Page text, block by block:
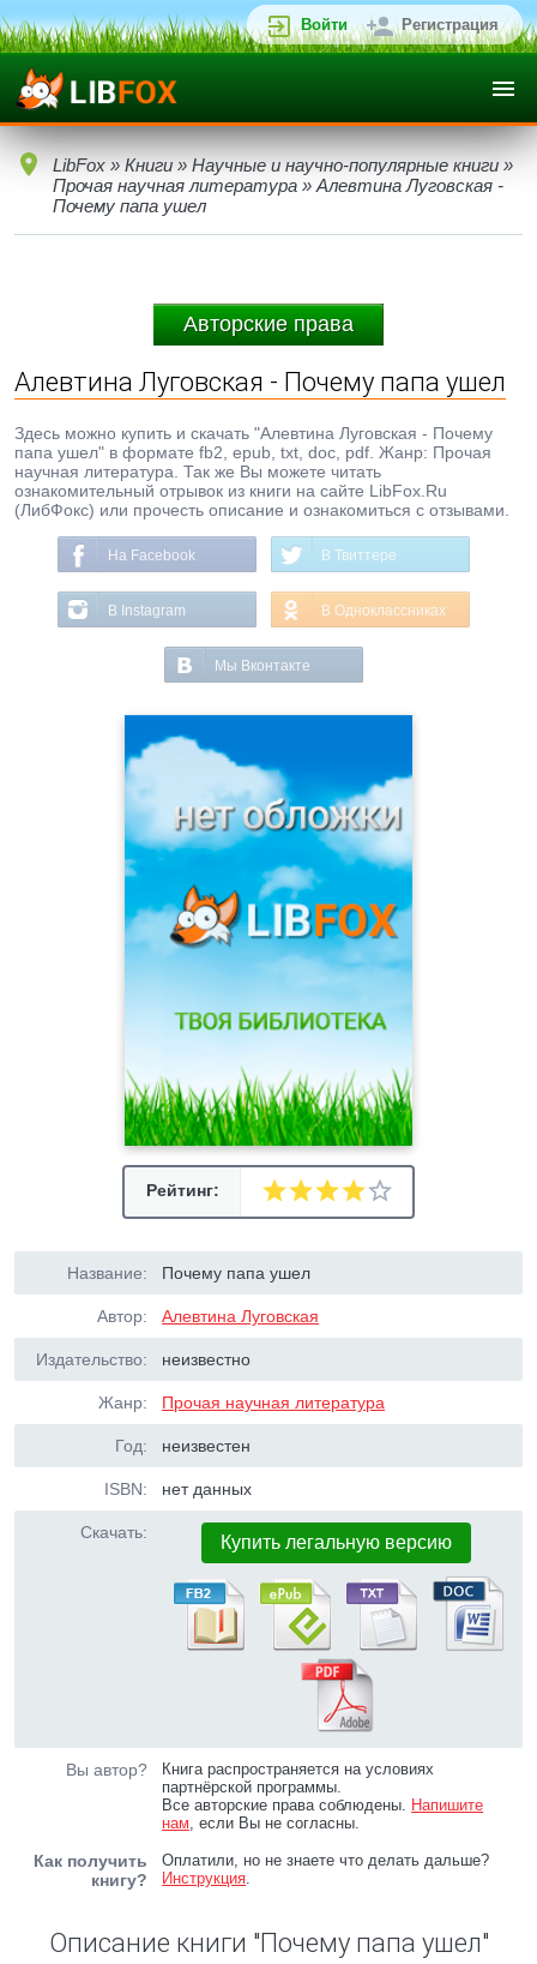
Войти Регистрация
LibFox » Книги » Научные и научно-популярные книги »
Прочая научная литература » Алевтина Луговская -
Почему папа ушел
Авторские права
Алевтина Луговская - Почему папа ушел
Здесь можно купить и скачать "Алевтина Луговская - Почему
папа ушел" в формате fb2, epub, txt, doc, pdf. Жанр: Прочая
научная литература. Так же Вы можете читать
ознакомительный отрывок из книги на сайте LibFox.Ru
(ЛибФокс) или прочесть описание и ознакомиться с отзывами.
На Facebook В Твиттере
В Instagram В Одноклассниках
Мы Вконтакте
Рейтинг:
Название: Почему папа ушел
Автор: Алевтина Луговская
Издательство: неизвестно
Жанр: Прочая научная литература
Год: неизвестен
ISBN: нет данных
Скачать: Купить легальную версию
Вы автор?
Книга распространяется на условиях
партнёрской программы.
Все авторские права соблюдены. Напишите
нам, если Вы не согласны.
Как получить
книгу?
Оплатили, но не знаете что делать дальше?
Инструкция.
Описание книги "Почему папа ушел"